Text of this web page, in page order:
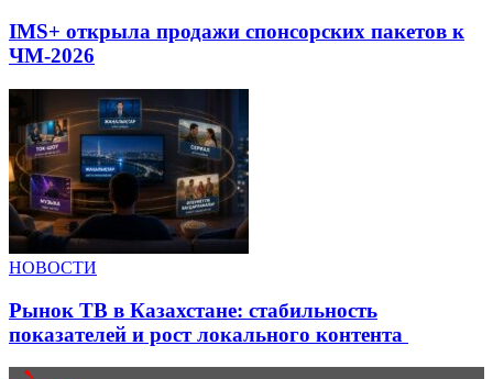
IMS+ открыла продажи спонсорских пакетов к
ЧМ-2026
НОВОСТИ
Рынок ТВ в Казахстане: стабильность
показателей и рост локального контента